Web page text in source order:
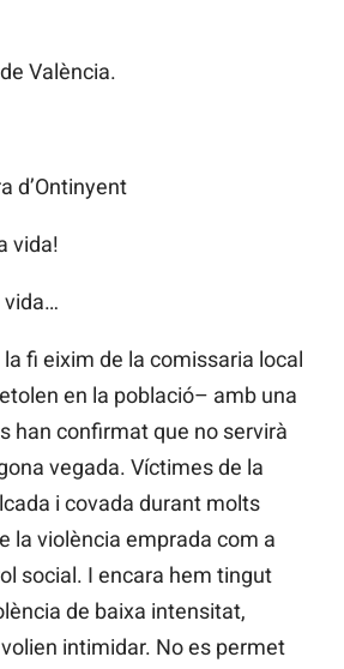
València.
d’Ontinyent
vida!
vida…
fi eixim de la comissaria local
en la població– amb una
han confirmat que no servirà
vegada. Víctimes de la
i covada durant molts
la violència emprada com a
social. I encara hem tingut
de baixa intensitat,
intimidar. No es permet